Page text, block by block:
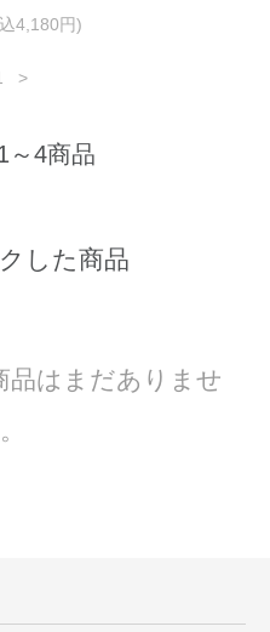
4,180円)
>
～4商品
した商品
品はまだありませ